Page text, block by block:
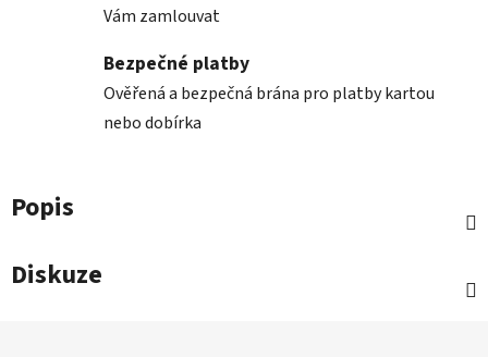
Vám zamlouvat
Bezpečné platby
Ověřená a bezpečná brána pro platby kartou
nebo dobírka
Popis
Diskuze